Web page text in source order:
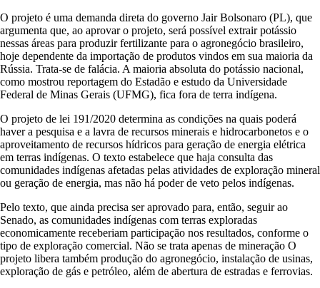
O projeto é uma demanda direta do governo Jair Bolsonaro (PL), que
argumenta que, ao aprovar o projeto, será possível extrair potássio
nessas áreas para produzir fertilizante para o agronegócio brasileiro,
hoje dependente da importação de produtos vindos em sua maioria da
Rússia. Trata-se de falácia. A maioria absoluta do potássio nacional,
como mostrou reportagem do Estadão e estudo da Universidade
Federal de Minas Gerais (UFMG), fica fora de terra indígena.
O projeto de lei 191/2020 determina as condições na quais poderá
haver a pesquisa e a lavra de recursos minerais e hidrocarbonetos e o
aproveitamento de recursos hídricos para geração de energia elétrica
em terras indígenas. O texto estabelece que haja consulta das
comunidades indígenas afetadas pelas atividades de exploração mineral
ou geração de energia, mas não há poder de veto pelos indígenas.
Pelo texto, que ainda precisa ser aprovado para, então, seguir ao
Senado, as comunidades indígenas com terras exploradas
economicamente receberiam participação nos resultados, conforme o
tipo de exploração comercial. Não se trata apenas de mineração O
projeto libera também produção do agronegócio, instalação de usinas,
exploração de gás e petróleo, além de abertura de estradas e ferrovias.